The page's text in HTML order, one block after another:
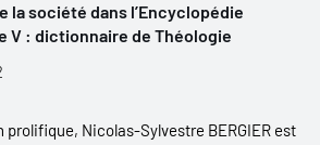
la société dans l’Encyclopédie
V : dictionnaire de Théologie
Nicolas-Sylvestre BERGIER est